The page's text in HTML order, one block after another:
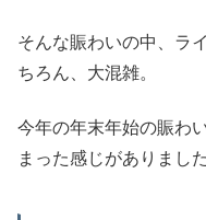
そんな賑わいの中、ラ
ちろん、大混雑。
今年の年末年始の賑わ
まった感じがありました